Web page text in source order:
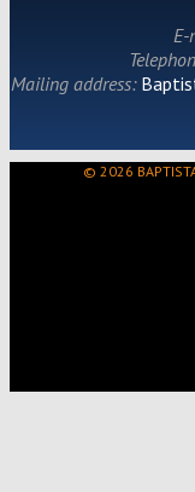
Mailing address:
© 2026